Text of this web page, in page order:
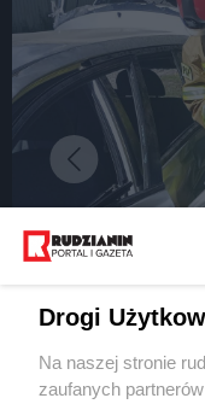
Wydawca mediów
Drogi
Na naszej stronie
zaufanych